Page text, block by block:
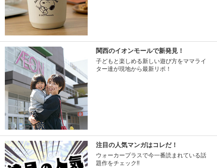
関西のイオンモールで新発見！
子どもと楽しめる新しい遊び方をママライ
ター達が現地から最新リポ！
注目の人気マンガはコレだ！
ウォーカープラスで今一番読まれている話
題作をチェック!!